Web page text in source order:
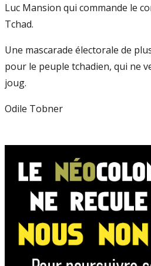
Luc Mansion qui commande le
Tchad.
Une mascarade électorale de
pour le peuple tchadien, qui ne
joug.
Odile Tobner